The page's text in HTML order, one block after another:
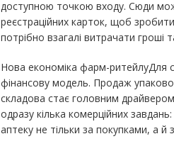
доступною точкою входу. Сюди
реєстраційних карток, щоб
потрібно взагалі витрачати гроші
Нова економіка фарм-ритейлуДля
фінансову модель. Продаж
складова стає головним
одразу кілька комерційних
аптеку не тільки за покупками, а